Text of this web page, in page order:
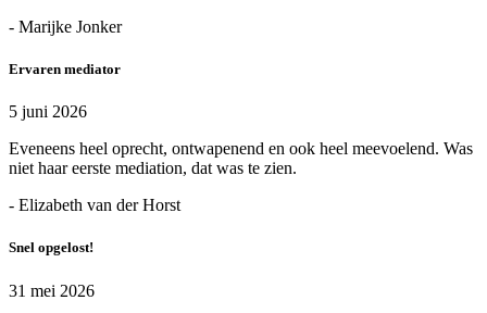
- Marijke Jonker
Ervaren mediator
5 juni 2026
Eveneens heel oprecht, ontwapenend en ook heel meevoelend. Was
niet haar eerste mediation, dat was te zien.
- Elizabeth van der Horst
Snel opgelost!
31 mei 2026